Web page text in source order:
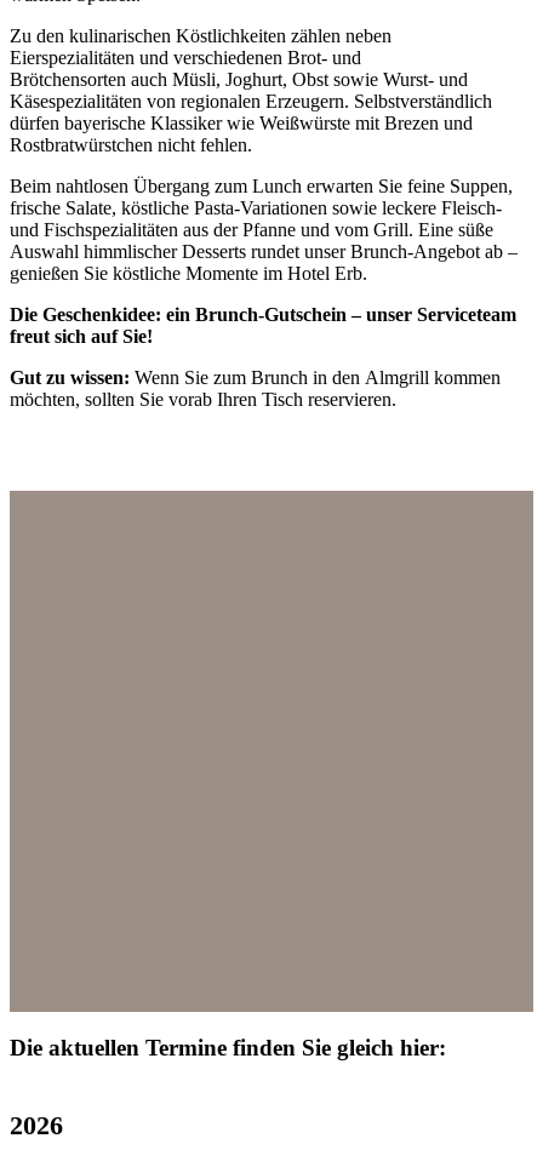
Zu den kulinarischen Köstlichkeiten zählen neben
Eierspezialitäten und verschiedenen Brot- und
Brötchensorten auch Müsli, Joghurt, Obst sowie Wurst- und
Käsespezialitäten von regionalen Erzeugern. Selbstverständlich
dürfen bayerische Klassiker wie Weißwürste mit Brezen und
Rostbratwürstchen nicht fehlen.
Beim nahtlosen Übergang zum Lunch erwarten Sie feine Suppen,
frische Salate, köstliche Pasta-Variationen sowie leckere Fleisch-
und Fischspezialitäten aus der Pfanne und vom Grill. Eine süße
Auswahl himmlischer Desserts rundet unser Brunch-Angebot ab –
genießen Sie köstliche Momente im Hotel Erb.
Die Geschenkidee: ein Brunch-Gutschein – unser Serviceteam
freut sich auf Sie!
Gut zu wissen: Wenn Sie zum Brunch in den Almgrill kommen
möchten, sollten Sie vorab Ihren Tisch reservieren.
Die aktuellen Termine finden Sie gleich hier:
2026